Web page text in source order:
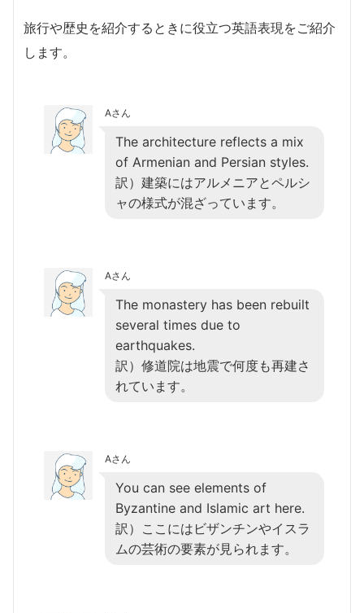
旅行や歴史を紹介するときに役立つ英語表現をご紹介
します。
Aさん
The architecture reflects a mix
of Armenian and Persian styles.
訳）建築にはアルメニアとペルシ
ャの様式が混ざっています。
Aさん
The monastery has been rebuilt
several times due to
earthquakes.
訳）修道院は地震で何度も再建さ
れています。
Aさん
You can see elements of
Byzantine and Islamic art here.
訳）ここにはビザンチンやイスラ
ムの芸術の要素が見られます。